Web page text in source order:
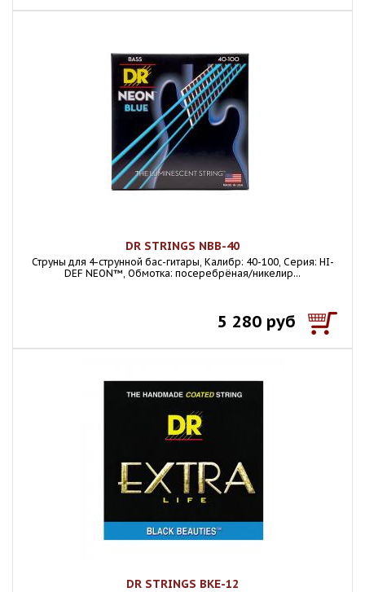
DR STRINGS NBB-40
Струны для 4-струнной бас-гитары, Калибр: 40-100, Серия: HI-
DEF NEON™, Обмотка: посеребрёная/никелир...
5 280 руб
DR STRINGS BKE-12